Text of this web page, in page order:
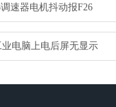
速器电机抖动报F26
电脑上电后屏无显示